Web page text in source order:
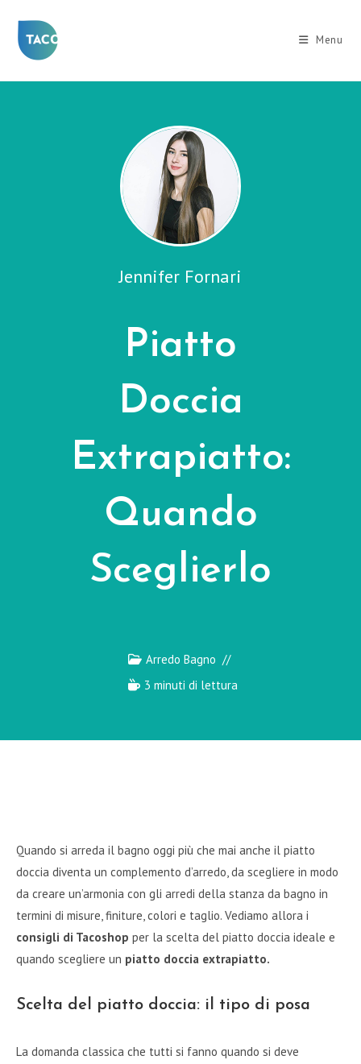
contenuto
Menu
Jennifer Fornari
Piatto
Doccia
Extrapiatto:
Quando
Sceglierlo
Arredo Bagno
3 minuti di lettura
Quando si arreda il bagno oggi più che mai anche il piatto
doccia diventa un complemento d’arredo, da scegliere in modo
da creare un’armonia con gli arredi della stanza da bagno in
termini di misure, finiture, colori e taglio. Vediamo allora i
consigli di Tacoshop per la scelta del piatto doccia ideale e
quando scegliere un piatto doccia extrapiatto.
Scelta del piatto doccia: il tipo di posa
La domanda classica che tutti si fanno quando si deve